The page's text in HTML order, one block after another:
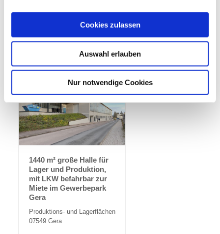
Cookies zulassen
Auswahl erlauben
Nur notwendige Cookies
ca. 3.000 m²
ca. 17.000 m²
1440 m² große Halle für
Lager und Produktion,
mit LKW befahrbar zur
Miete im Gewerbepark
Gera
Produktions- und Lagerflächen
07549 Gera